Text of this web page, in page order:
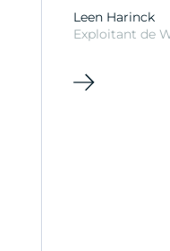
Leen Harinck
Exploitant de